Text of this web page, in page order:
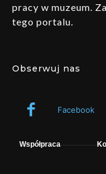
pracy w muzeum.
tego portalu.
Obserwuj nas
Facebook
Współpraca